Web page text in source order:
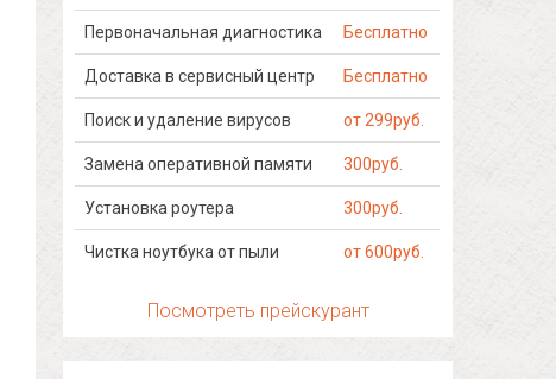
Первоначальная диагностика Бесплатно
Доставка в сервисный центр Бесплатно
Поиск и удаление вирусов от 299руб.
Замена оперативной памяти 300руб.
Установка роутера 300руб.
Чистка ноутбука от пыли от 600руб.
Посмотреть прейскурант